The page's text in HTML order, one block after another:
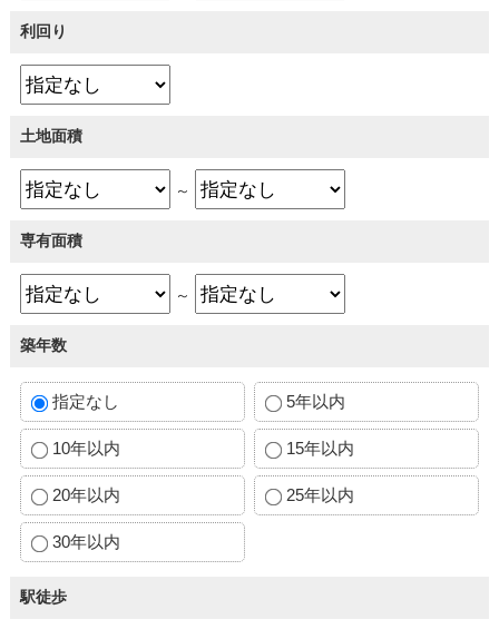
利回り
土地面積
～
専有面積
～
築年数
指定なし 5年以内
10年以内 15年以内
20年以内 25年以内
30年以内
駅徒歩